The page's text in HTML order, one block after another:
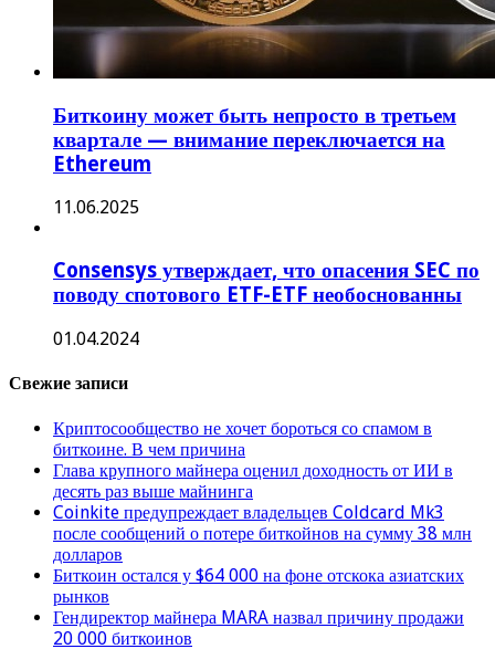
Биткоину может быть непросто в третьем
квартале — внимание переключается на
Ethereum
11.06.2025
Consensys утверждает, что опасения SEC по
поводу спотового ETF-ETF необоснованны
01.04.2024
Свежие записи
Криптосообщество не хочет бороться со спамом в
биткоине. В чем причина
Глава крупного майнера оценил доходность от ИИ в
десять раз выше майнинга
Coinkite предупреждает владельцев Coldcard Mk3
после сообщений о потере биткойнов на сумму 38 млн
долларов
Биткоин остался у $64 000 на фоне отскока азиатских
рынков
Гендиректор майнера MARA назвал причину продажи
20 000 биткоинов